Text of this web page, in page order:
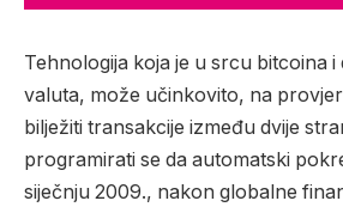
Tehnologija koja je u srcu bitcoina
valuta, može učinkovito, na
bilježiti transakcije između dvije
programirati se da automatski
siječnju 2009., nakon globalne